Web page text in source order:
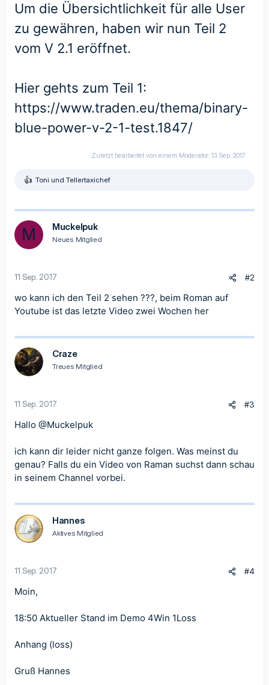
Um die Übersichtlichkeit für alle User
zu gewähren, haben wir nun Teil 2
vom V 2.1 eröffnet.
Hier gehts zum Teil 1:
https://www.traden.eu/thema/binary-
blue-power-v-2-1-test.1847/
Zuletzt bearbeitet von einem Moderator: 13 Sep. 2017
R
k
t
i
o
n
:
Toni und Tellertaxichef
M Muckelpuk
Neues Mitglied
11 Sep. 2017 #2
wo kann ich den Teil 2 sehen ???, beim Roman auf
Youtube ist das letzte Video zwei Wochen her
Craze
Treues Mitglied
11 Sep. 2017 #3
Hallo @Muckelpuk
ich kann dir leider nicht ganze folgen. Was meinst du
genau? Falls du ein Video von Raman suchst dann schau
in seinem Channel vorbei.
Hannes
Aktives Mitglied
11 Sep. 2017 #4
Moin,
18:50 Aktueller Stand im Demo 4Win 1Loss
Anhang (loss)
Gruß Hannes